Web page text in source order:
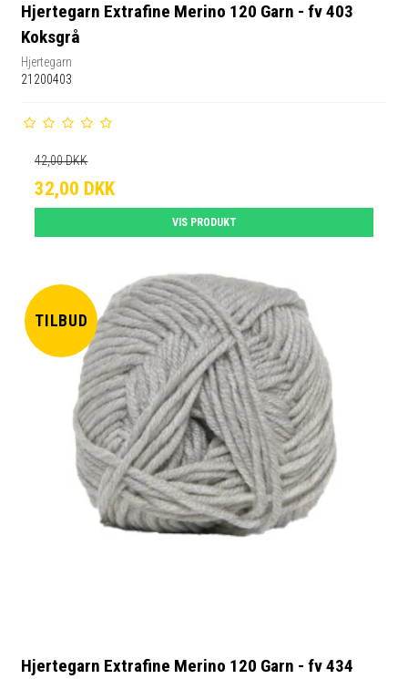
Hjertegarn Extrafine Merino 120 Garn - fv 403
Koksgrå
Hjertegarn
21200403
42,00 DKK
32,00 DKK
VIS PRODUKT
TILBUD
Hjertegarn Extrafine Merino 120 Garn - fv 434